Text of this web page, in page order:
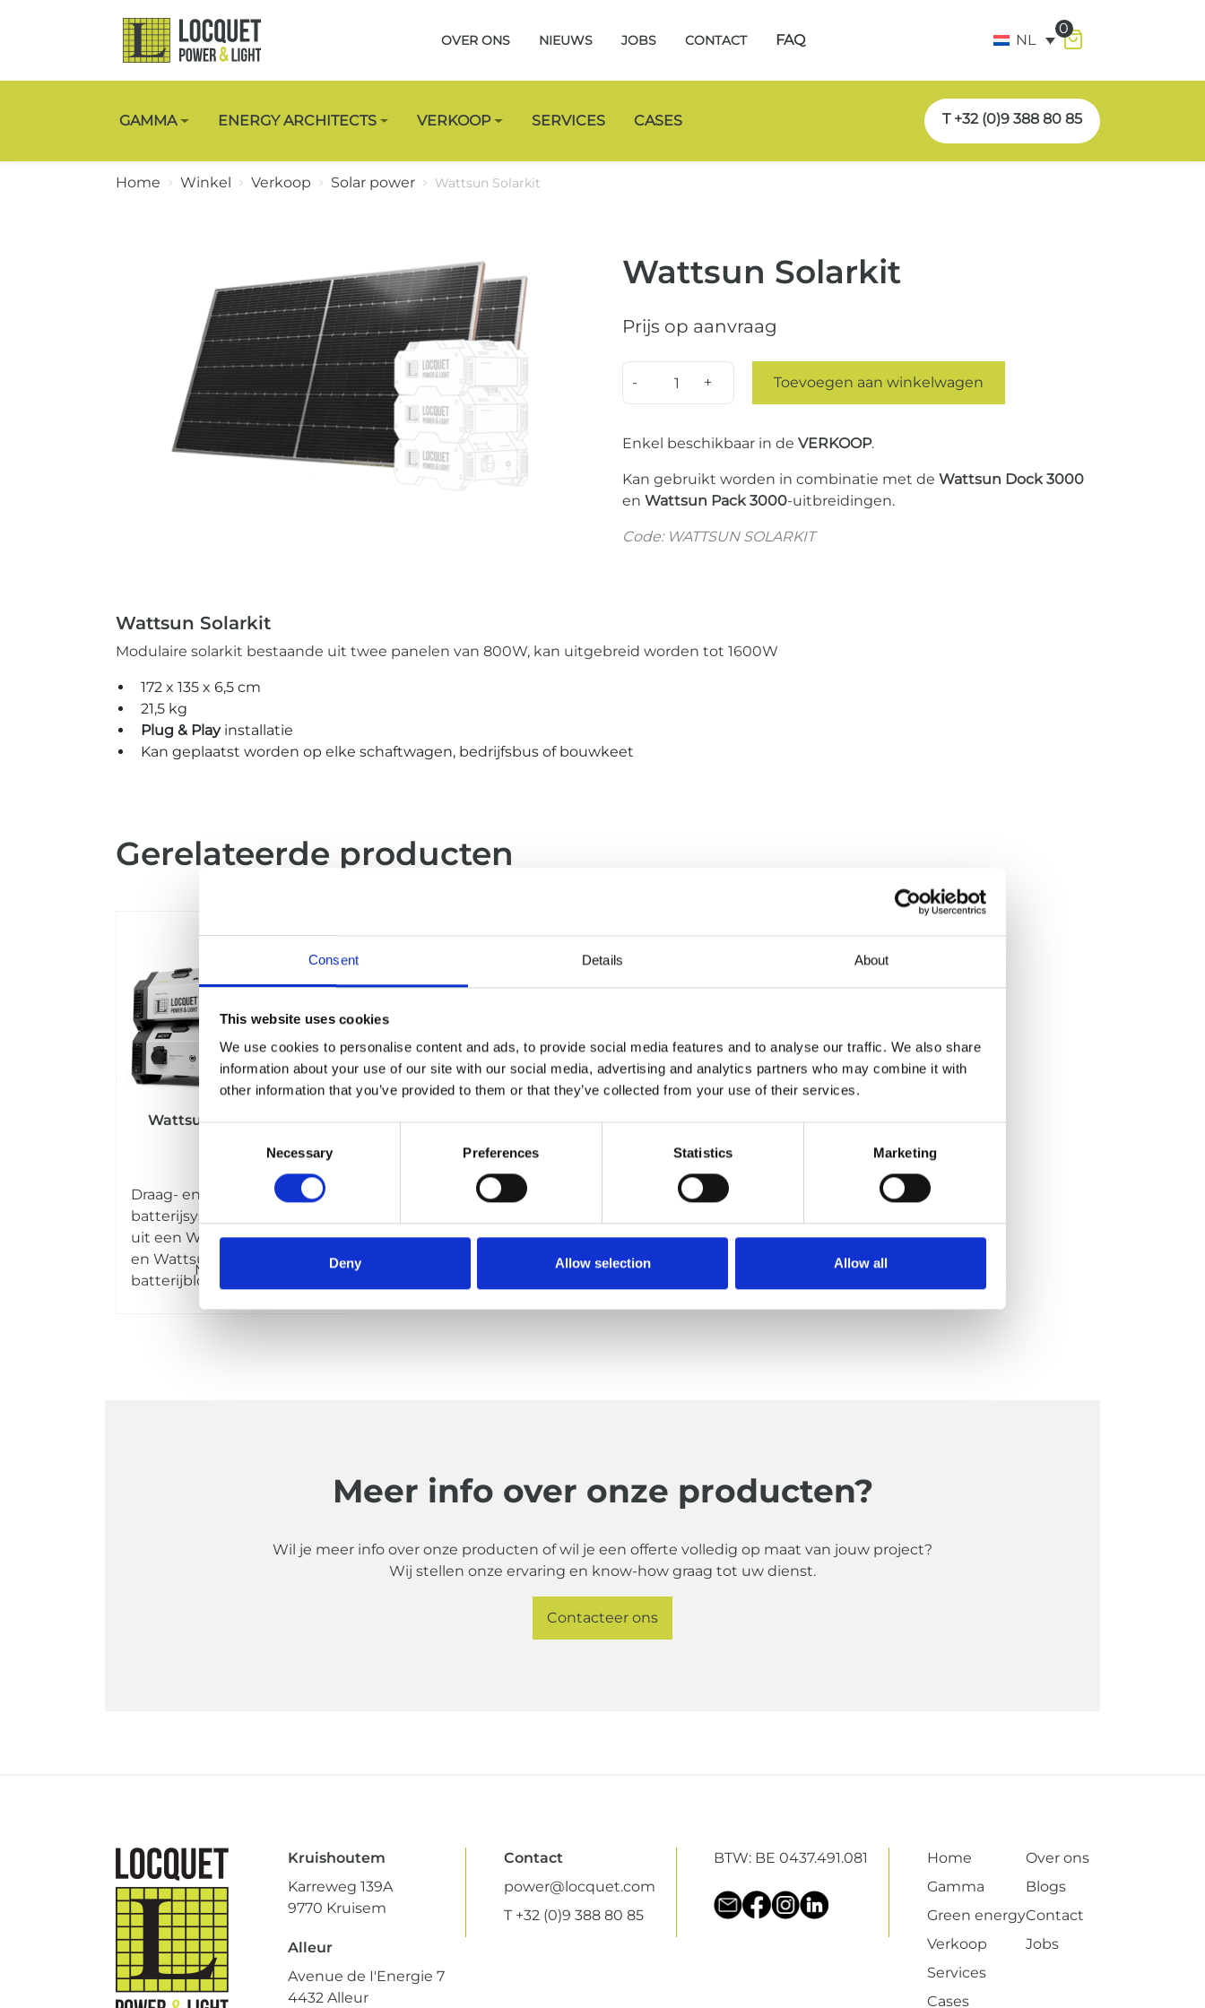
Consent Details About
This website uses cookies
We use cookies to personalise content and ads, to provide social media features and to analyse our traffic. We also share
information about your use of our site with our social media, advertising and analytics partners who may combine it with
other information that you’ve provided to them or that they’ve collected from your use of their services.
Necessary Preferences Statistics Marketing
Deny Allow selection Allow all
OVER ONS NIEUWS JOBS CONTACT FAQ NL
0
GAMMA ENERGY ARCHITECTS VERKOOP SERVICES CASES T +32 (0)9 388 80 85
Home Winkel Verkoop Solar power Wattsun Solarkit
Wattsun Solarkit
Prijs op aanvraag
Toevoegen aan winkelwagen
Enkel beschikbaar in de VERKOOP.
Kan gebruikt worden in combinatie met de Wattsun Dock 3000
en Wattsun Pack 3000-uitbreidingen.
Code: WATTSUN SOLARKIT
Wattsun Solarkit
Modulaire solarkit bestaande uit twee panelen van 800W, kan uitgebreid worden tot 1600W
172 x 135 x 6,5 cm
21,5 kg
Plug & Playinstallatie
Kan geplaatst worden op elke schaftwagen, bedrijfsbus of bouwkeet
Gerelateerde producten
Wattsun Dock en Pack
Draag- en stapelbaar
batterijsysteem bestaande
uit een Wattsun Dock 3000
en Wattsun Pack 3000
batterijblok(ken).
Meer info
Meer info over onze producten?
Wil je meer info over onze producten of wil je een offerte volledig op maat van jouw project?
Wij stellen onze ervaring en know-how graag tot uw dienst.
Contacteer ons
Kruishoutem
Karreweg 139A
9770 Kruisem
Alleur
Avenue de I'Energie 7
4432 Alleur
Contact
power@locquet.com
T +32 (0)9 388 80 85
BTW: BE 0437.491.081
Home
Gamma
Green energy
Verkoop
Services
Cases
Over ons
Blogs
Contact
Jobs